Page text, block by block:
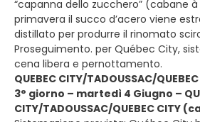
“capanna dello zucchero” (cabane
primavera il succo d’acero viene
distillato per produrre il rinomato
Proseguimento. per Québec City,
cena libera e pernottamento.
QUEBEC CITY/TADOUSSAC/
3° giorno – martedì 4 Giugno –
CITY/TADOUSSAC/QUEBEC CITY